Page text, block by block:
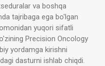
va boshqa
tajribaga ega bo'lgan
yuqori sifatli
Precision Oncology
yordamga kirishni
dasturni ishlab chiqdi.